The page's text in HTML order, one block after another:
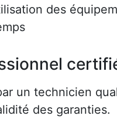
des
un technicien
des garanties.